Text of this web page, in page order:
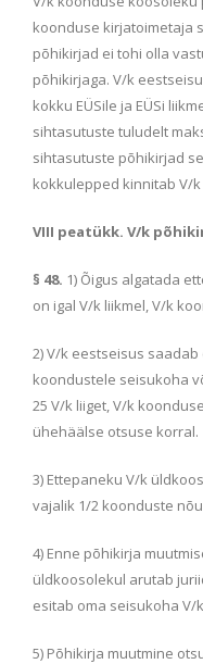
koonduse kirjatoimetaja
põhikirjad ei tohi olla
põhikirjaga. V/k
kokku EÜSile ja EÜSi
sihtasutuste tuludelt
sihtasutuste põhikirjad
kokkulepped kinnitab V/
VIII peatükk. V/k
§ 48. 1) Õigus algatada
on igal V/k liikmel, V/k
2) V/k eestseisus
koondustele seisukoha
25 V/k liiget, V/k
ühehäälse otsuse korral.
3) Ettepaneku V/k
vajalik 1/2 koonduste
4) Enne põhikirja
üldkoosolekul arutab
esitab oma seisukoha V/
5) Põhikirja muutmine